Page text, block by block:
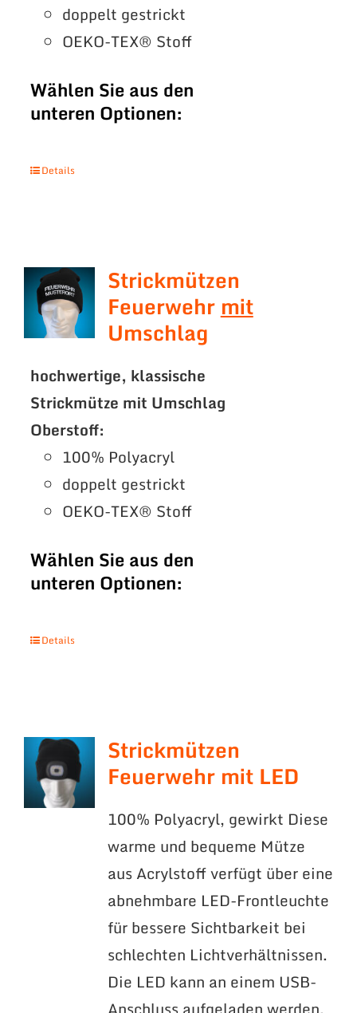
doppelt gestrickt
OEKO-TEX® Stoff
Wählen Sie aus den
unteren Optionen:
Details
Strickmützen
Feuerwehr mit
Umschlag
hochwertige, klassische
Strickmütze mit Umschlag
Oberstoff:
100% Polyacryl
doppelt gestrickt
OEKO-TEX® Stoff
Wählen Sie aus den
unteren Optionen:
Details
Strickmützen
Feuerwehr mit LED
100% Polyacryl, gewirkt Diese
warme und bequeme Mütze
aus Acrylstoff verfügt über eine
abnehmbare LED-Frontleuchte
für bessere Sichtbarkeit bei
schlechten Lichtverhältnissen.
Die LED kann an einem USB-